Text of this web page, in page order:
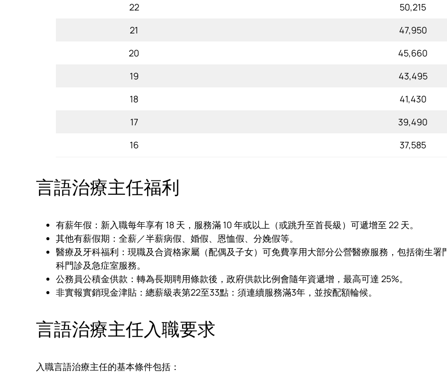
22
50,215
21
47,950
20
45,660
19
43,495
18
41,430
17
39,490
16
37,585
言語治療主任福利
有薪年假：新入職每年享有 18 天，服務滿 10 年或以上（或跳升至首長級）可遞增至 22 天。
其他有薪假期：全薪／半薪病假、婚假、恩恤假、分娩假等。
醫療及牙科福利：現職及合資格家屬（配偶及子女）可免費享用大部分公營醫療服務，包括衛生
科門診及急症室服務。
公務員公積金供款：轉為長期聘用條款後，政府供款比例會隨年資遞增，最高可達 25%。
非實報實銷現金津貼：總薪級表第22至33點：須連續服務滿3年，並按配額輪候。
言語治療主任入職要求
入職言語治療主任的基本條件包括：